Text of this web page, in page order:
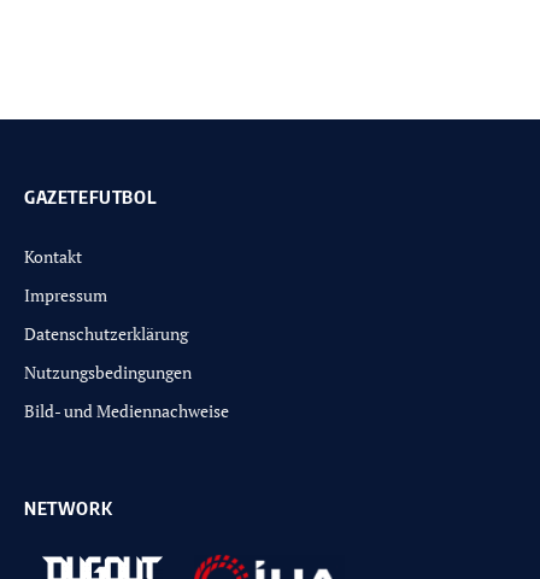
GAZETEFUTBOL
Kontakt
Impressum
Datenschutzerklärung
Nutzungsbedingungen
Bild- und Mediennachweise
NETWORK